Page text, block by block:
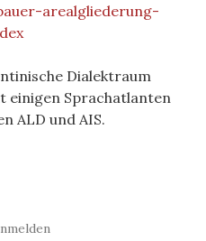
arealgliederung-
Dialektraum
einigen Sprachatlanten
ALD und AIS.